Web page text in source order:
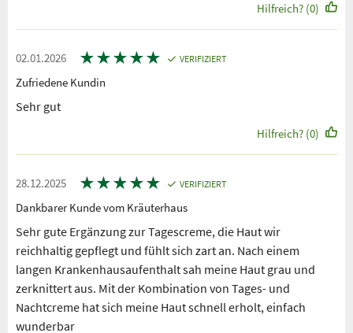
Hilfreich? (0)
02.01.2026 ★★★★★ VERIFIZIERT
Zufriedene Kundin
Sehr gut
Hilfreich? (0)
28.12.2025 ★★★★★ VERIFIZIERT
Dankbarer Kunde vom Kräuterhaus
Sehr gute Ergänzung zur Tagescreme, die Haut wir
reichhaltig gepflegt und fühlt sich zart an. Nach einem
langen Krankenhausaufenthalt sah meine Haut grau und
zerknittert aus. Mit der Kombination von Tages- und
Nachtcreme hat sich meine Haut schnell erholt, einfach
wunderbar